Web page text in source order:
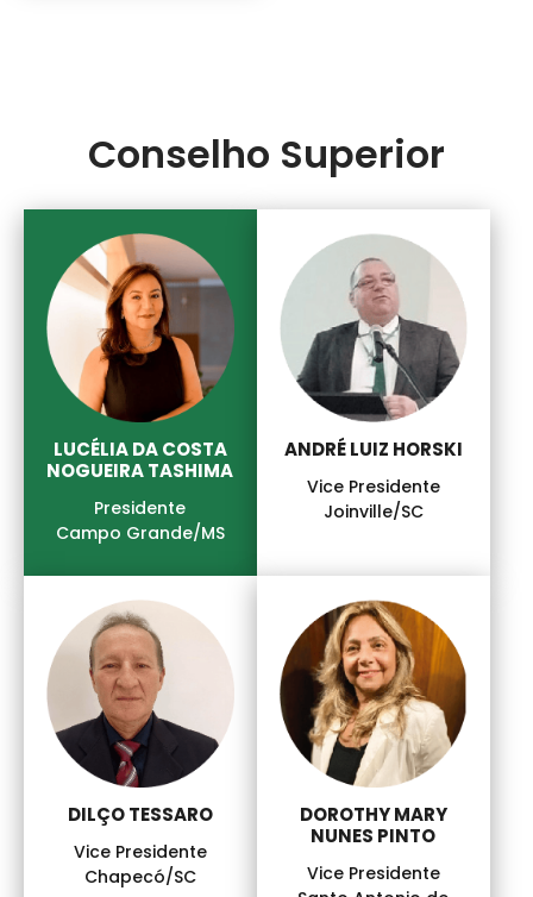
Conselho Superior
LUCÉLIA DA COSTA
NOGUEIRA TASHIMA
Presidente
Campo Grande/MS
ANDRÉ LUIZ HORSKI
Vice Presidente
Joinville/SC
DILÇO TESSARO
Vice Presidente
Chapecó/SC
DOROTHY MARY
NUNES PINTO
Vice Presidente